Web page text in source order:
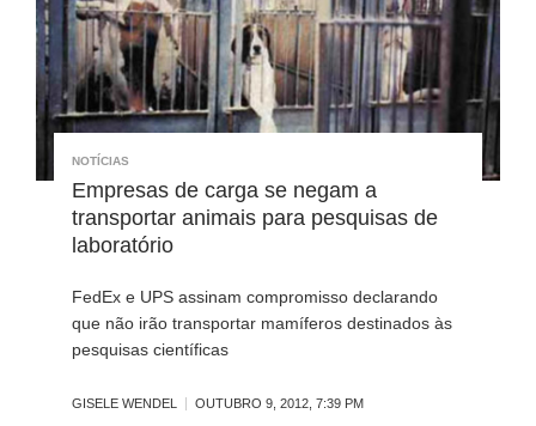
NOTÍCIAS
Empresas de carga se negam a
transportar animais para pesquisas de
laboratório
FedEx e UPS assinam compromisso declarando
que não irão transportar mamíferos destinados às
pesquisas científicas
GISELE WENDEL OUTUBRO 9, 2012, 7:39 PM